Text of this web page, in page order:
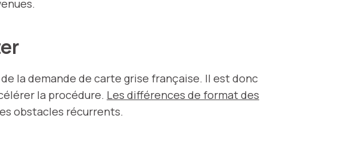
la demande de carte grise française. Il est donc
la procédure. Les différences de format des
obstacles récurrents.